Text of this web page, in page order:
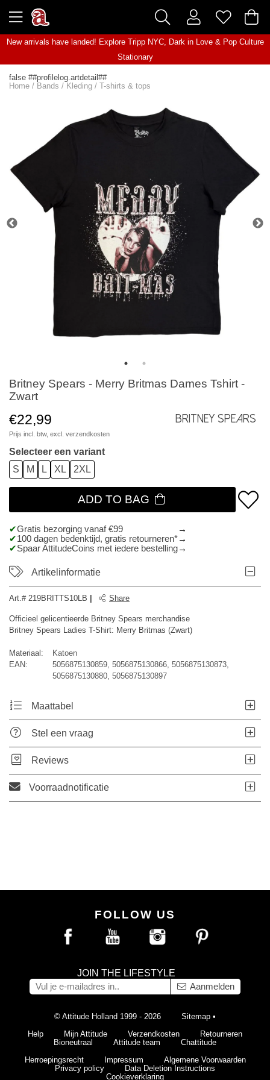
New arrivals have landed! Explore Tripp NYC, Dark in Love& Pop Culture
Stationary
false ##profilelog.artdetail##
Home / Bands / Kleding / T-shirts & tops
Britney Spears - Merry Britmas Dames Tshirt -
Zwart
€22,99
Prijs incl. btw, excl. verzendkosten
Britney Spears
Selecteer een variant
S
M L XL 2XL
ADD TO BAG
Gratis bezorging vanaf €99
100 dagen bedenktijd, gratis retourneren*
Spaar AttitudeCoins met iedere bestelling
Artikelinformatie
Art.# 219BRITTS10LB Share
Officieel gelicentieerde Britney Spears merchandise
Britney Spears Ladies T-Shirt: Merry Britmas (Zwart)
Materiaal:
Katoen
EAN:
5056875130859, 5056875130866, 5056875130873,
5056875130880, 5056875130897
Maattabel
Stel een vraag
Reviews
Voorraadnotificatie
FOLLOW US
JOIN THE LIFESTYLE
Aanmelden
© Attitude Holland 1999 - 2026 Sitemap •
Help
Mijn Attitude Verzendkosten
Retourneren
Bioneutraal
Attitude team
Chattitude
Herroepingsrecht
Impressum
Algemene Voorwaarden
Privacy policy
Data Deletion Instructions
Cookieverklaring